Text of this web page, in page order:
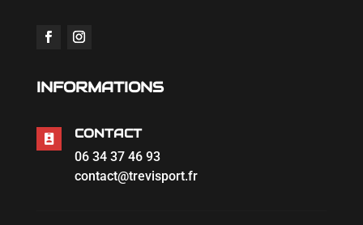
INFORMATIONS

CONTACT
06 34 37 46 93
contact@trevisport.fr